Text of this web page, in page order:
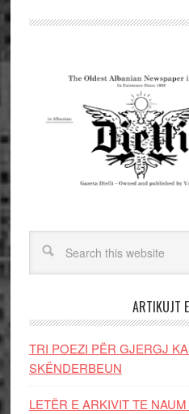
ARTIKUJT
TRI POEZI PËR GJERGJ
SKËNDERBEUN
LETËR E ARKIVIT TE